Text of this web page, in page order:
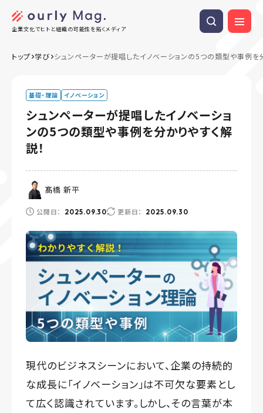
企業文化でヒトと組織の可能性を拓くメディア
トップ 学び シュンペーターが提唱したイノベーションの5つの類型や事例を
基礎・理論 イノベーション
シュンペーターが提唱したイノベーショ
ンの5つの類型や事例を分かりやすく解
説！
髙橋 新平
公開日： 2025.09.30 更新日： 2025.09.30
現代のビジネスシーンにおいて、企業の持続的
な成長に「イノベーション」は不可欠な要素とし
て広く認識されています。しかし、その言葉が本